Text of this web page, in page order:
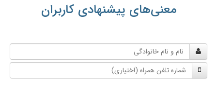
معنی‌های پیشنهادی کاربران
و
نام
خانوادگی
شماره
تلفن